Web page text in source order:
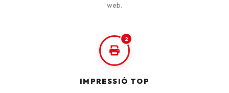
web.
2
IMPRESSIÓ TOP